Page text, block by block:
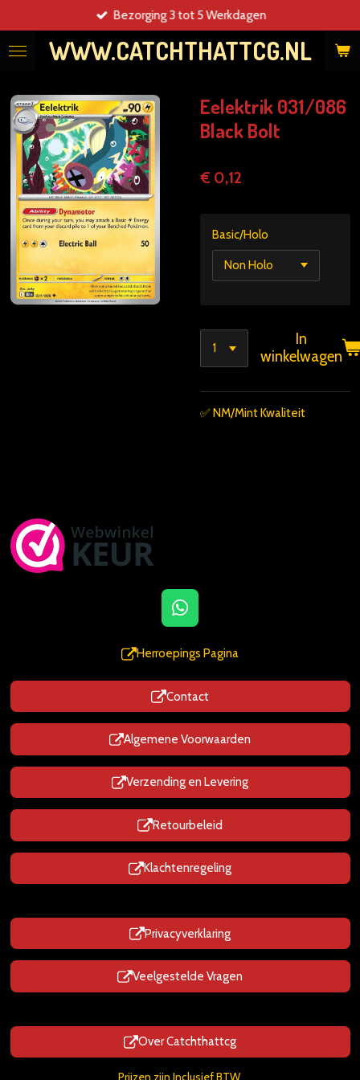
direct
naar
WWW.CATCHTHATTCG.NL
Bezorging 3 tot 5 Werkdagen
Eelektrik 031/086
Black Bolt
€ 0,12
Basic/Holo
In
winkelwagen
✅️ NM/Mint Kwaliteit
W
h
a
s
A
p
p
Herroepings Pagina
Contact
Algemene Voorwaarden
Verzending en Levering
Retourbeleid
Klachtenregeling
Privacyverklaring
Veelgestelde Vragen
Over Catchthattcg
Prijzen zijn Inclusief BTW